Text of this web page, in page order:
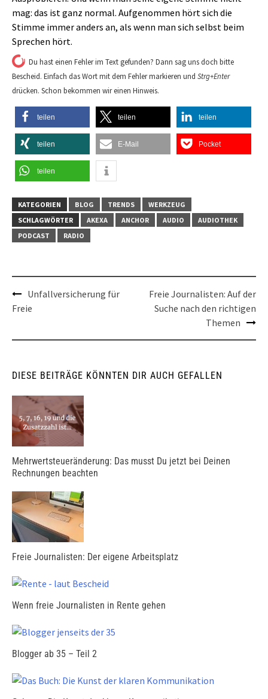
mag: das ist ganz normal. Aufgenommen hört sich die
Stimme immer anders an, als wenn man sich selbst beim
Sprechen hört.
Du hast einen Fehler im Text gefunden? Dann sag uns doch bitte
Bescheid. Einfach das Wort mit dem Fehler markieren und Strg+Enter
drücken. Schon bekommen wir einen Hinweis.
teilen teilen teilen
teilen E-Mail Pocket
teilen
KATEGORIEN BLOG TRENDS
WERKZEUG
SCHLAGWÖRTER
AKEXA ANCHOR AUDIO
AUDIOTHEK
PODCAST
RADIO
Post
navigation
Unfallversicherung für
Freie
Freie Journalisten: Auf der
Suche nach den richtigen
Themen
DIESE BEITRÄGE KÖNNTEN DIR AUCH GEFALLEN
Mehrwertsteueränderung: Das musst Du jetzt bei Deinen
Rechnungen beachten
Freie Journalisten: Der eigene Arbeitsplatz
Wenn freie Journalisten in Rente gehen
Blogger ab 35 – Teil 2